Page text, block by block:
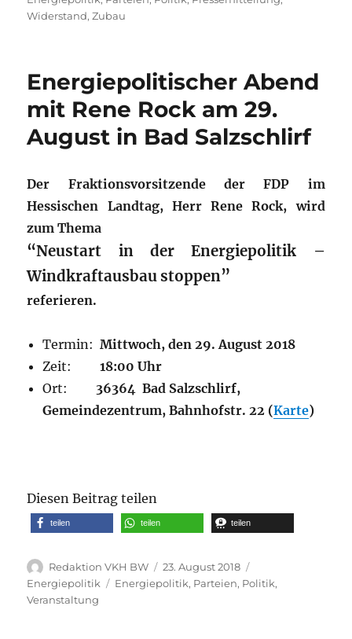
Widerstand,Zubau
Energiepolitischer Abend
mit Rene Rock am 29.
August in Bad Salzschlirf
Der Fraktionsvorsitzende der FDP im
Hessischen Landtag, Herr Rene Rock, wird
zum Thema
“Neustart in der Energiepolitik –
Windkraftausbau stoppen”
referieren.
Termin: Mittwoch, den 29. August 2018
Zeit:18:00 Uhr
Ort: 36364 Bad Salzschlirf,
Gemeindezentrum, Bahnhofstr. 22 (Karte)
Diesen Beitrag teilen
teilen teilen teilen
Autor
Redaktion VKH BW
Veröffentlicht
am
23. August 2018
Energiepolitik
Schlagwörter
Energiepolitik, Parteien, Politik,
Veranstaltung